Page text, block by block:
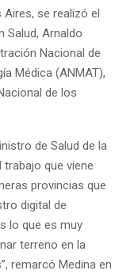
Aires, se realizó el
Salud, Arnaldo
Nacional de
Médica (ANMAT),
de los
de Salud de la
trabajo que viene
provincias que
digital de
lo que es muy
terreno en la
remarcó Medina en